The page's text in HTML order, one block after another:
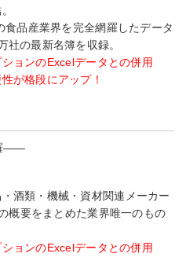
食品産業界を完全網羅したデータ
社の最新名簿を収録。
ョンのExcelデータとの併用
が格段にアップ！
――
酒類・機械・資材関連メーカー
概要をまとめた業界唯一のもの
ョンのExcelデータとの併用